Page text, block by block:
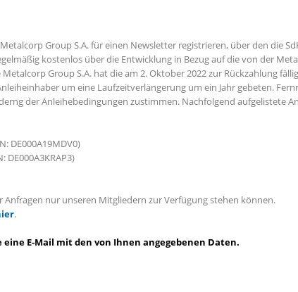
Group S.A. für einen Newsletter registrieren, über den die
kostenlos über die Entwicklung in Bezug auf die von der
Group S.A. hat die am 2. Oktober 2022 zur Rückzahlung
um eine Laufzeitverlängerung um ein Jahr gebeten.
der Anleihebedingungen zustimmen. Nachfolgend aufgelistete
DE000A19MDV0)
DE000A3KRAP3)
Anfragen nur unseren Mitgliedern zur Verfügung stehen können.
.
E-Mail mit den von Ihnen angegebenen Daten.